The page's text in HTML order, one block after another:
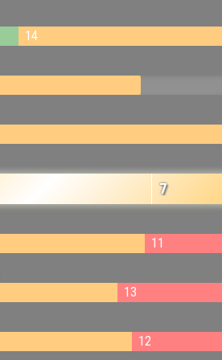
14
7
11
13
12